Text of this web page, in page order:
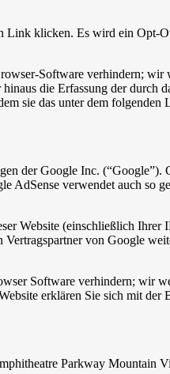
klicken. Es wird ein Opt-
Software verhindern;
die Erfassung der
sie das unter dem
der Google Inc.
AdSense verwendet auch so
Website (einschließlich
von Google
Software verhindern; wir
erklären Sie sich mit
Parkway Mountain